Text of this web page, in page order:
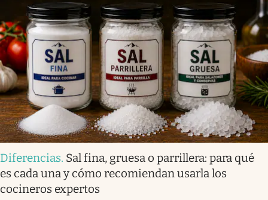
Diferencias. Sal fina, gruesa o parrillera: para qué
es cada una y cómo recomiendan usarla los
cocineros expertos